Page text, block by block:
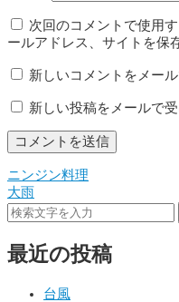
次回のコメントで使用
ールアドレス、サイトを保
新しいコメントをメー
新しい投稿をメールで
投
稿
ビ
ニンジン料理
大雨
最近の投稿
台風